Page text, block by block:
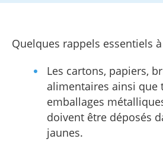
Quelques rappels essentiels
Les cartons, papiers,
alimentaires ainsi que
emballages
doivent être déposés
jaunes.